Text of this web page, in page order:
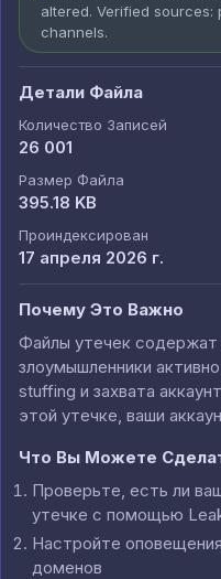
altered. Verified sources:
channels.
Детали Файла
Количество Записей
26 001
Размер Файла
395.18 KB
Проиндексирован
17 апреля 2026 г.
Почему Это Важно
Файлы утечек
злоумышленники
stuffing и захвата
этой утечке, ваши
Что Вы Можете
Проверьте, есть ли
утечке с помощью
Настройте
доменов